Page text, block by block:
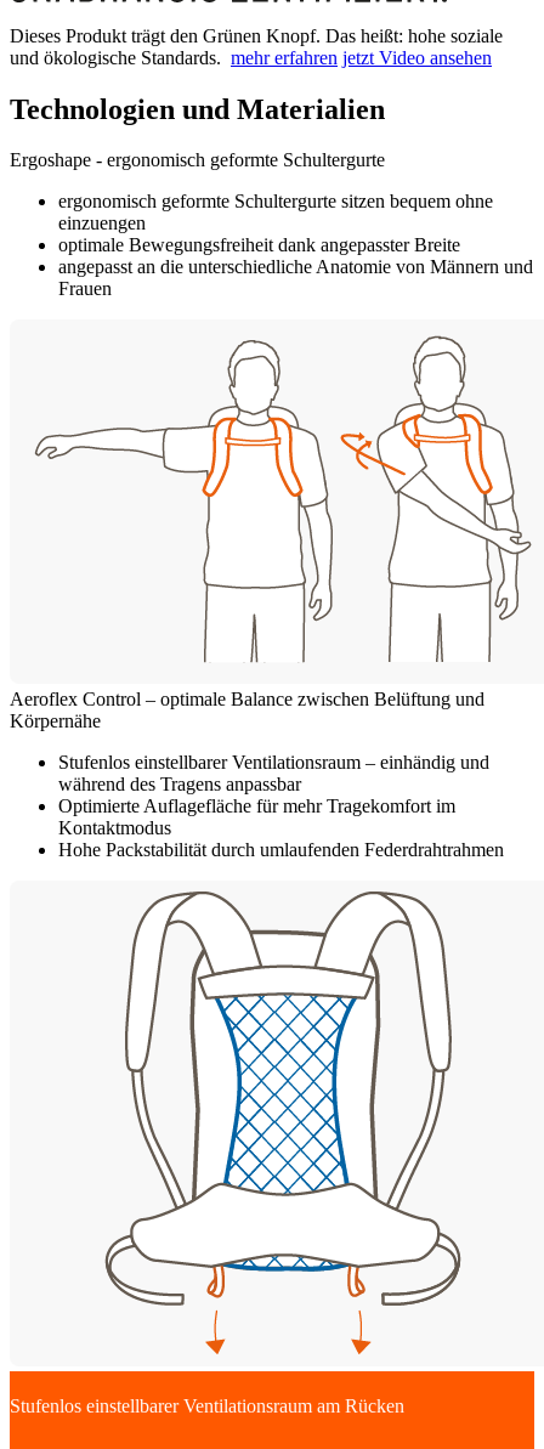
Dieses Produkt trägt den Grünen Knopf. Das heißt: hohe soziale
und ökologische Standards. mehr erfahren jetzt Video ansehen
Technologien und Materialien
Ergoshape - ergonomisch geformte Schultergurte
ergonomisch geformte Schultergurte sitzen bequem ohne
einzuengen
optimale Bewegungsfreiheit dank angepasster Breite
angepasst an die unterschiedliche Anatomie von Männern und
Frauen
Aeroflex Control – optimale Balance zwischen Belüftung und
Körpernähe
Stufenlos einstellbarer Ventilationsraum – einhändig und
während des Tragens anpassbar
Optimierte Auflagefläche für mehr Tragekomfort im
Kontaktmodus
Hohe Packstabilität durch umlaufenden Federdrahtrahmen
Stufenlos einstellbarer Ventilationsraum am Rücken